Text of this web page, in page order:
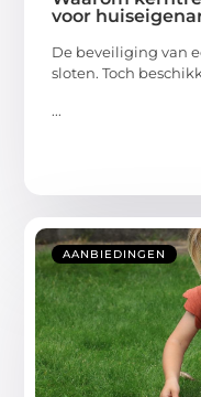
voor
De beveiliging van
sloten. Toch
...
AANBIEDINGEN